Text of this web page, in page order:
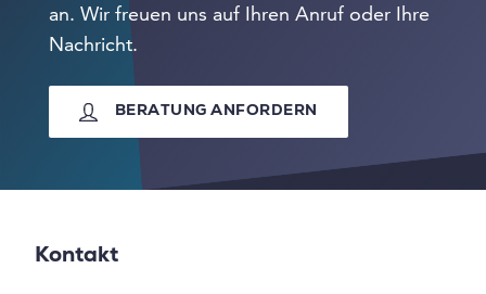
an. Wir freuen uns auf Ihren Anruf oder Ihre
Nachricht.
BERATUNG ANFORDERN
Kontakt